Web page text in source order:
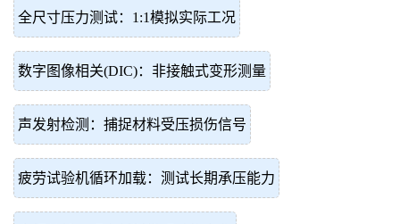
全尺寸压力测试：1:1模拟实际工况
数字图像相关(DIC)：非接触式变形测量
声发射检测：捕捉材料受压损伤信号
疲劳试验机循环加载：测试长期承压能力